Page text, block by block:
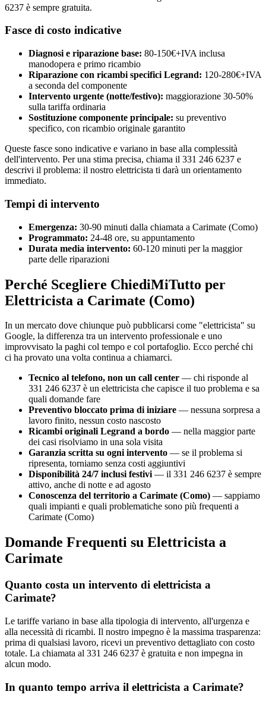
6237 è sempre gratuita.
Fasce di costo indicative
Diagnosi e riparazione base: 80-150€+IVA inclusa
manodopera e primo ricambio
Riparazione con ricambi specifici Legrand: 120-280€+IVA
a seconda del componente
Intervento urgente (notte/festivo): maggiorazione 30-50%
sulla tariffa ordinaria
Sostituzione componente principale: su preventivo
specifico, con ricambio originale garantito
Queste fasce sono indicative e variano in base alla complessità
dell'intervento. Per una stima precisa, chiama il 331 246 6237 e
descrivi il problema: il nostro elettricista ti darà un orientamento
immediato.
Tempi di intervento
Emergenza: 30-90 minuti dalla chiamata a Carimate (Como)
Programmato: 24-48 ore, su appuntamento
Durata media intervento: 60-120 minuti per la maggior
parte delle riparazioni
Perché Scegliere ChiediMiTutto per
Elettricista a Carimate (Como)
In un mercato dove chiunque può pubblicarsi come "elettricista" su
Google, la differenza tra un intervento professionale e uno
improvvisato la paghi col tempo e col portafoglio. Ecco perché chi
ci ha provato una volta continua a chiamarci.
Tecnico al telefono, non un call center — chi risponde al
331 246 6237 è un elettricista che capisce il tuo problema e sa
quali domande fare
Preventivo bloccato prima di iniziare — nessuna sorpresa a
lavoro finito, nessun costo nascosto
Ricambi originali Legrand a bordo — nella maggior parte
dei casi risolviamo in una sola visita
Garanzia scritta su ogni intervento — se il problema si
ripresenta, torniamo senza costi aggiuntivi
Disponibilità 24/7 inclusi festivi— il 331 246 6237 è sempre
attivo, anche di notte e ad agosto
Conoscenza del territorio a Carimate (Como) — sappiamo
quali impianti e quali problematiche sono più frequenti a
Carimate (Como)
Domande Frequenti su Elettricista a
Carimate
Quanto costa un intervento di elettricista a
Carimate?
Le tariffe variano in base alla tipologia di intervento, all'urgenza e
alla necessità di ricambi. Il nostro impegno è la massima trasparenza:
prima di qualsiasi lavoro, ricevi un preventivo dettagliato con costo
totale. La chiamata al 331 246 6237 è gratuita e non impegna in
alcun modo.
In quanto tempo arriva il elettricista a Carimate?